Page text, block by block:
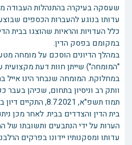
שעסקה בעיקרה בהתנהלות העבודה
עדותו בנוגע להעברות הכספים
כלל העדויות והראיות שהוצגו בבית
במקומם בפסק הדין.
במהלך הדיונים הוסכם על מומחה
"המומחה") שייתן חוות דעת
במחלוקת. המומחה שנבחר הינו אייל
וותק רב וניסיון בתחום, שכיהן
תמוז תשפ"א, 8.7.2021,
בית הדין והצדדים בבית. לאחר מכן
הערות על ידי הנתבעים ותשובתו של
עדותו ומסקנותיו יידונו בפרקים